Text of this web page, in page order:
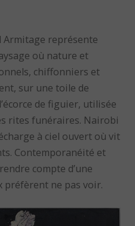
Armitage représente
où nature et
chiffonniers et
sur une toile de
de figuier, utilisée
rites funéraires. Nairobi
à ciel ouvert où vit
Contemporanéité et
compte d’une
préfèrent ne pas voir.